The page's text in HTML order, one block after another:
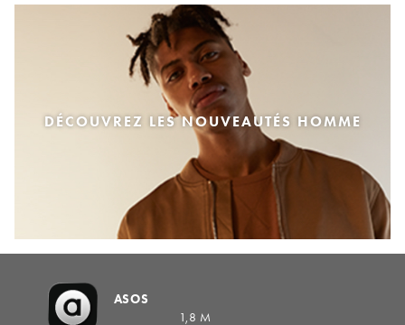
DÉCOUVREZ LES NOUVEAUTÉS HOMME
ASOS
1,8 M